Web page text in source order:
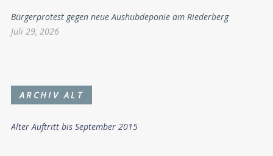
Bürgerprotest gegen neue Aushubdeponie am Riederberg
Juli 29, 2026
ARCHIV ALT
Alter Auftritt bis September 2015